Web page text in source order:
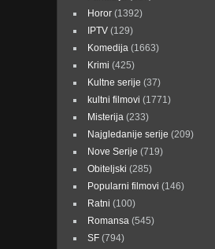
Horor(1392)
IPTV(129)
Komedija(1663)
Krimi (425)
Kultne serije (37)
kultni filmovi (1771)
Misterija(233)
Najgledanije serije (209)
Nove Serije (719)
Obiteljski (285)
Popularni filmovi (146)
Ratni (100)
Romansa(545)
SF(794)